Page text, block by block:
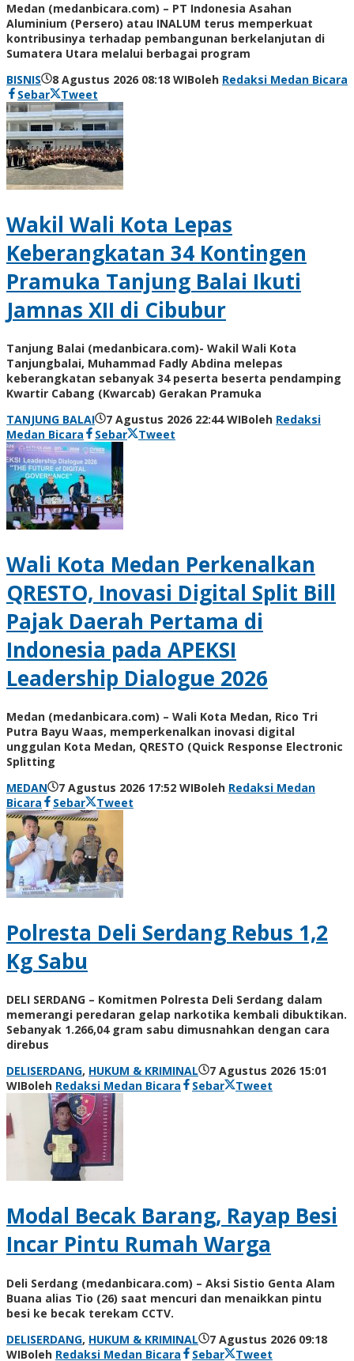
Medan (medanbicara.com) – PT Indonesia Asahan
Aluminium (Persero) atau INALUM terus memperkuat
kontribusinya terhadap pembangunan berkelanjutan di
Sumatera Utara melalui berbagai program
BISNIS
8 Agustus 2026 08:18 WIBoleh Redaksi Medan Bicara
Sebar
Tweet
Wakil Wali Kota Lepas
Keberangkatan 34 Kontingen
Pramuka Tanjung Balai Ikuti
Jamnas XII di Cibubur
Tanjung Balai (medanbicara.com)- Wakil Wali Kota
Tanjungbalai, Muhammad Fadly Abdina melepas
keberangkatan sebanyak 34 peserta beserta pendamping
Kwartir Cabang (Kwarcab) Gerakan Pramuka
TANJUNG BALAI
7 Agustus 2026 22:44 WIBoleh Redaksi
Medan Bicara
Sebar Tweet
Wali Kota Medan Perkenalkan
QRESTO, Inovasi Digital Split Bill
Pajak Daerah Pertama di
Indonesia pada APEKSI
Leadership Dialogue 2026
Medan (medanbicara.com) – Wali Kota Medan, Rico Tri
Putra Bayu Waas, memperkenalkan inovasi digital
unggulan Kota Medan, QRESTO (Quick Response Electronic
Splitting
MEDAN
7 Agustus 2026 17:52 WIBoleh Redaksi Medan
Bicara
Sebar Tweet
Polresta Deli Serdang Rebus 1,2
Kg Sabu
DELI SERDANG – Komitmen Polresta Deli Serdang dalam
memerangi peredaran gelap narkotika kembali dibuktikan.
Sebanyak 1.266,04 gram sabu dimusnahkan dengan cara
direbus
DELISERDANG, HUKUM & KRIMINAL
7 Agustus 2026 15:01
WIBoleh Redaksi Medan Bicara Sebar Tweet
Modal Becak Barang, Rayap Besi
Incar Pintu Rumah Warga
Deli Serdang (medanbicara.com) – Aksi Sistio Genta Alam
Buana alias Tio (26) saat mencuri dan menaikkan pintu
besi ke becak terekam CCTV.
DELISERDANG, HUKUM & KRIMINAL
7 Agustus 2026 09:18
WIBoleh Redaksi Medan Bicara Sebar Tweet